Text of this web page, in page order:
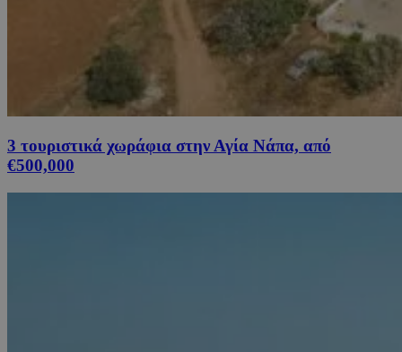
3 τουριστικά χωράφια στην Αγία Νάπα, από
€500,000